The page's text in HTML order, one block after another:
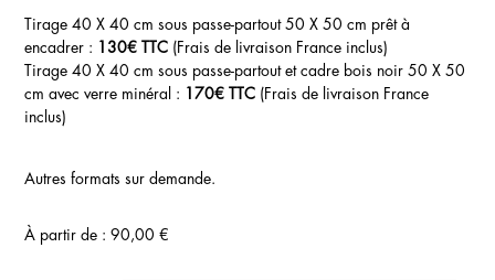
Tirage 40 X 40 cm sous passe-partout 50 X 50 cm prêt à
encadrer :
130€ TTC (Frais de livraison France inclus)
Tirage 40 X 40 cm sous passe-partout et cadre bois noir 50 X 50
cm avec verre minéral :
170€ TTC (Frais de livraison France
inclus)
Autres formats sur demande.
À partir de :90,00€